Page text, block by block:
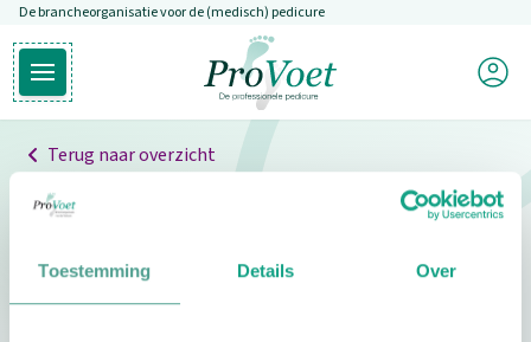
Toestemming Details Over
Overslaan en naar de inhoud gaan
De brancheorganisatie voor de (medisch) pedicure
Open hoofdmenu
Ga naar de homepagina
Mijn
Terug naar overzicht
Professionals
Pedicure niet gevonden